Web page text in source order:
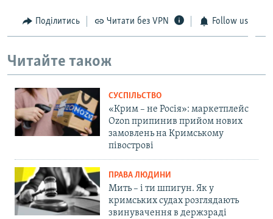
Поділитись Читати без VPN Follow us
Читайте також
СУСПІЛЬСТВО
«Крим – не Росія»: маркетплейс
Ozon припинив прийом нових
замовлень на Кримському
півострові
ПРАВА ЛЮДИНИ
Мить – і ти шпигун. Як у
кримських судах розглядають
звинувачення в держзраді